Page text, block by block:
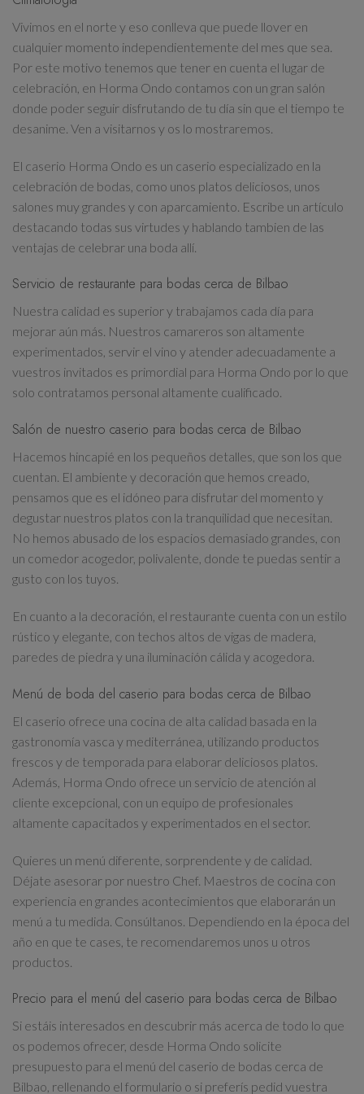
Vivimos en el norte y eso conlleva que puede llover en
cualquier momento independientemente del mes que sea.
Por este motivo tenemos que tener en cuenta el lugar de
celebración, en Horma Ondo contamos con un gran salón
donde poder seguir disfrutando de tu día sin que el tiempo te
desanime. Ven a visitarnos y os lo mostraremos.
El caserio Horma Ondo es un caserio especializado en la
celebración de bodas, como unos platos deliciosos, unos
salones muy grandes y con aparcamiento. Escribe un artículo
destacando todas sus virtudes y hablando tambien de las
ventajas de celebrar una boda allí.
Servicio de restaurante para bodas cerca de Bilbao
Nuestra calidad es superior y trabajamos cada día para
mejorar aún más. Nuestros camareros son altamente
experimentados, servir el vino y atender adecuadamente a
vuestros invitados es primordial para Horma Ondo por lo que
solo contratamos personal altamente cualificado.
Salón de nuestro caserio para bodas cerca de Bilbao
Hacemos hincapié en los pequeños detalles, que son los que
cuentan. El ambiente y decoración que hemos creado,
pensamos que es el idóneo para disfrutar del momento y
degustar nuestros platos con la tranquilidad que necesitan.
No hemos abusado de los espacios demasiado grandes, con
un comedor acogedor, polivalente, donde te puedas sentir a
gusto con los tuyos.
En cuanto a la decoración, el restaurante cuenta con un estilo
rústico y elegante, con techos altos de vigas de madera,
paredes de piedra y una iluminación cálida y acogedora.
Menú de boda del caserio para bodas cerca de Bilbao
El caserio ofrece una cocina de alta calidad basada en la
gastronomía vasca y mediterránea, utilizando productos
frescos y de temporada para elaborar deliciosos platos.
Además, Horma Ondo ofrece un servicio de atención al
cliente excepcional, con un equipo de profesionales
altamente capacitados y experimentados en el sector.
Quieres un menú diferente, sorprendente y de calidad.
Déjate asesorar por nuestro Chef. Maestros de cocina con
experiencia en grandes acontecimientos que elaborarán un
menú a tu medida. Consúltanos. Dependiendo en la época del
año en que te cases, te recomendaremos unos u otros
productos.
Precio para el menú del caserio para bodas cerca de Bilbao
Si estáis interesados en descubrir más acerca de todo lo que
os podemos ofrecer, desde Horma Ondo solicite
presupuesto para el menú del caserio de bodas cerca de
Bilbao, rellenando el formulario o si preferís pedid vuestra